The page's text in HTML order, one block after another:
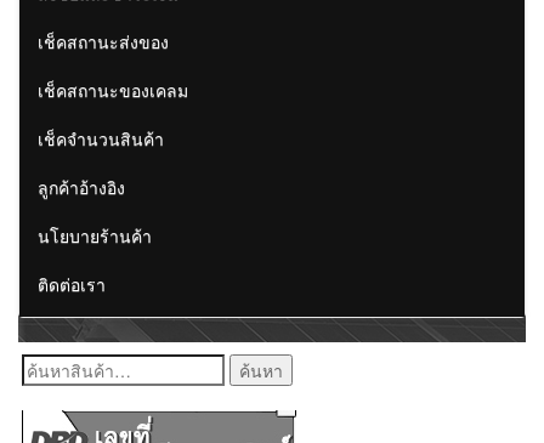
เช็คสถานะส่งของ
เช็คสถานะของเคลม
เช็คจำนวนสินค้า
ลูกค้าอ้างอิง
นโยบายร้านค้า
ติดต่อเรา
ค้นหา: